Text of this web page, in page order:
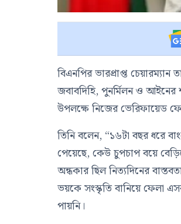
বিএনপির ভারপ্রাপ্ত
জবাবদিহি, পুনর্মিলন ও আইনের
উপলক্ষে নিজের ভেরিফায়েড
তিনি বলেন, “১৬টা বছর ধরে
পেয়েছে, কেউ চুপচাপ বয়ে
অন্ধকার ছিল নিত্যদিনের
ভয়কে সংস্কৃতি বানিয়ে ফেলা
পায়নি।